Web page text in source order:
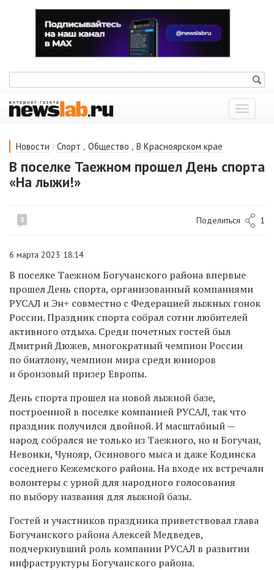
Показать
меню
Новости / Спорт , Общество , В Красноярском крае
В поселке Таежном прошел День спорта
«На лыжи!»
3 Поделиться 1
6 марта 2023 18:14
В поселке Таежном Богучанского района впервые
прошел День спорта, организованный компаниями
РУСАЛ и Эн+ совместно с Федерацией лыжных гонок
России. Праздник спорта собрал сотни любителей
активного отдыха. Среди почетных гостей был
Дмитрий Дюжев, многократный чемпион России
по биатлону, чемпион мира среди юниоров
и бронзовый призер Европы.
День спорта прошел на новой лыжной базе,
построенной в поселке компанией РУСАЛ, так что
праздник получился двойной. И масштабный —
народ собрался не только из Таежного, но и Богучан,
Невонки, Чунояр, Осинового мыса и даже Кодинска
соседнего Кежемского района. На входе их встречали
волонтеры с урной для народного голосования
по выбору названия для лыжной базы.
Гостей и участников праздника приветствовал глава
Богучанского района Алексей Медведев,
подчеркнувший роль компании РУСАЛ в развитии
инфраструктуры Богучанского района.